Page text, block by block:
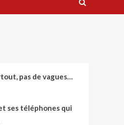
pas de vagues…
ses téléphones qui